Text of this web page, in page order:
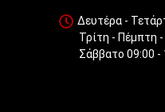
Δευτέρα -
Τρίτη - Πέμπτη
Σάββατο 09:00 -